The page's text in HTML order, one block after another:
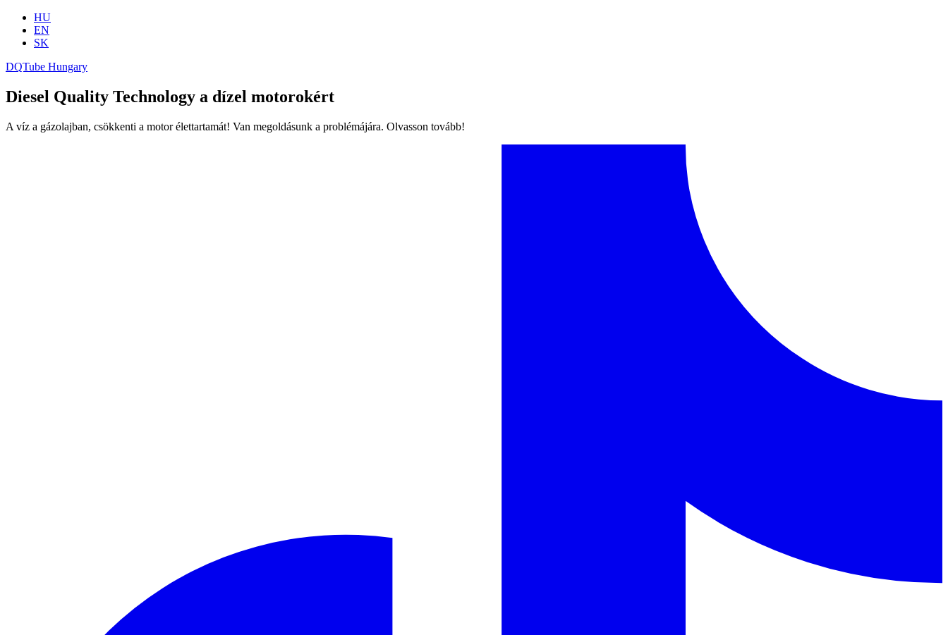
HU
EN
SK
DQTube Hungary
Diesel Quality Technology a dízel motorokért
A víz a gázolajban, csökkenti a motor élettartamát! Van megoldásunk a problémájára. Olvasson tovább!